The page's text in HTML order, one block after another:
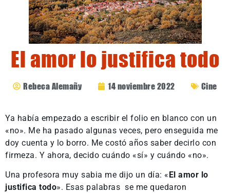
El amor lo justifica todo
Rebeca Alemañy 14 noviembre 2022 Cine
Ya había empezado a escribir el folio en blanco con un
«no». Me ha pasado algunas veces, pero enseguida me
doy cuenta y lo borro. Me costó años saber decirlo con
firmeza. Y ahora, decido cuándo «sí» y cuándo «no».
Una profesora muy sabia me dijo un día: « El amor lo
justifica todo». Esas palabras se me quedaron